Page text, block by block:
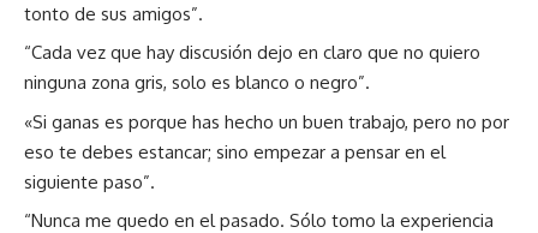
tonto de sus amigos”.
“Cada vez que hay discusión dejo en claro que no quiero
ninguna zona gris, solo es blanco o negro”.
«Si ganas es porque has hecho un buen trabajo, pero no por
eso te debes estancar; sino empezar a pensar en el
siguiente paso”.
“Nunca me quedo en el pasado. Sólo tomo la experiencia